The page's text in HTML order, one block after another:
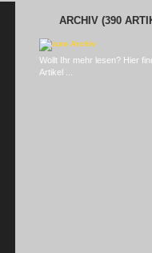
ARCHIV (390
Wollt Ihr mehr lesen? Hier
Artikel ...